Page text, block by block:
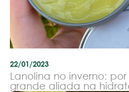
22/01/2023
Lanolina no inverno:
grande aliada na